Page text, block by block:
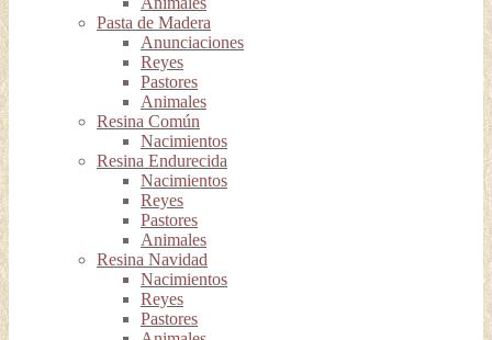
Pasta de Madera
Anunciaciones
Reyes
Pastores
Animales
Resina Común
Nacimientos
Resina Endurecida
Nacimientos
Reyes
Pastores
Animales
Resina Navidad
Nacimientos
Reyes
Pastores